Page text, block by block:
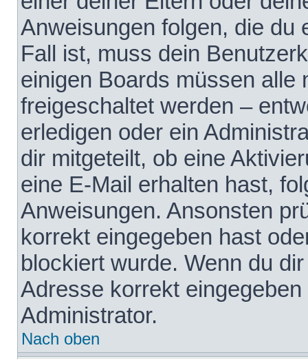
Anweisungen folgen, die du
Fall ist, muss dein
einigen Boards müssen alle
freigeschaltet werden –
erledigen oder ein
dir mitgeteilt, ob eine
eine E-Mail erhalten hast,
Anweisungen. Ansonsten
korrekt eingegeben hast
blockiert wurde. Wenn du
Adresse korrekt
Administrator.
Nach oben